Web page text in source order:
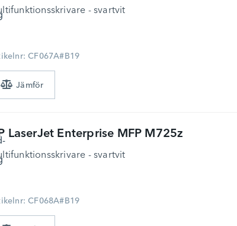
- svartvit
CF067A#B19
LaserJet Enterprise MFP M725z
- svartvit
CF068A#B19